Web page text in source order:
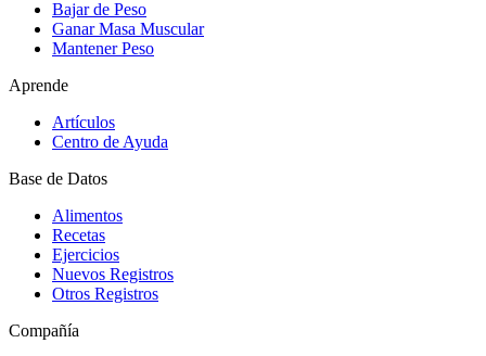
Bajar de Peso
Ganar Masa Muscular
Mantener Peso
Aprende
Artículos
Centro de Ayuda
Base de Datos
Alimentos
Recetas
Ejercicios
Nuevos Registros
Otros Registros
Compañía